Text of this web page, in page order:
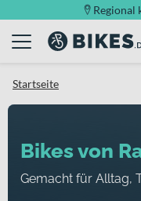
Regional
Startseite
Bikes von
Gemacht für Alltag,